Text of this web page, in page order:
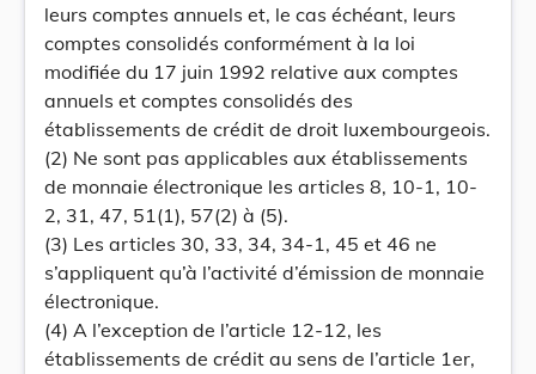
leurs comptes annuels et, le cas échéant, leurs
comptes consolidés conformément à la loi
modifiée du 17 juin 1992 relative aux comptes
annuels et comptes consolidés des
établissements de crédit de droit luxembourgeois.
(2) Ne sont pas applicables aux établissements
de monnaie électronique les articles 8, 10-1, 10-
2, 31, 47, 51(1), 57(2) à (5).
(3) Les articles 30, 33, 34, 34-1, 45 et 46 ne
s’appliquent qu’à l’activité d’émission de monnaie
électronique.
(4) A l’exception de l’article 12-12, les
établissements de crédit au sens de l’article 1er,